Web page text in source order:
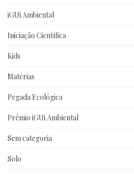
iGUi Ambiental
Iniciação Científica
Kids
Matérias
Pegada Ecológica
Prêmio iGUi Ambiental
Sem categoria
Solo